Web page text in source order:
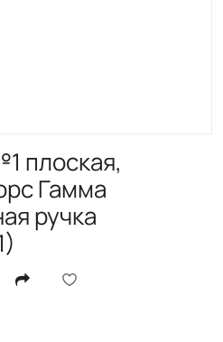
плоская,
Гамма
ручка